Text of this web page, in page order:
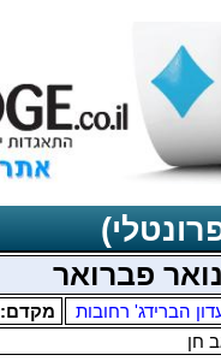
פברואר
הברידג' רחובות מקדם:
חן